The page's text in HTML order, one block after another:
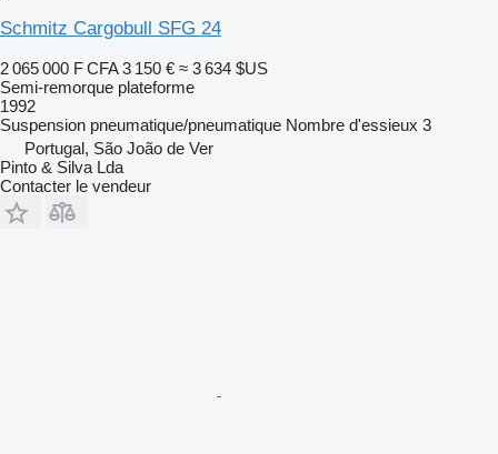
Schmitz Cargobull SFG 24
2 065 000 F CFA 3 150 € ≈ 3 634 $US
Semi-remorque plateforme
1992
Suspension pneumatique/pneumatique Nombre d'essieux 3
Portugal, São João de Ver
Pinto & Silva Lda
Contacter le vendeur